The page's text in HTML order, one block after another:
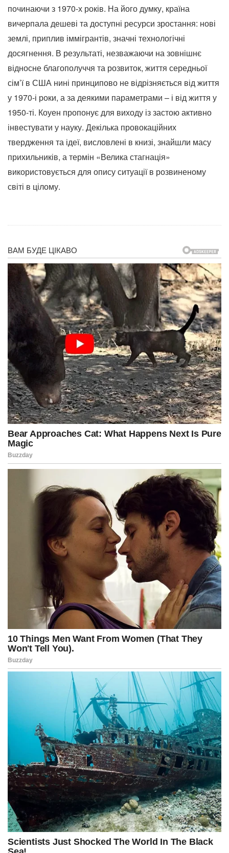
починаючи з 1970-х років. На його думку, країна
вичерпала дешеві та доступні ресурси зростання: нові
землі, приплив іммігрантів, значні технологічні
досягнення. В результаті, незважаючи на зовнішнє
відносне благополуччя та розвиток, життя середньої
сім’ї в США нині принципово не відрізняється від життя
у 1970-і роки, а за деякими параметрами – і від життя у
1950-ті. Коуен пропонує для виходу із застою активно
інвестувати у науку. Декілька провокаційних
твердження та ідеї, висловлені в книзі, знайшли масу
прихильників, а термін «Велика стагнація»
використовується для опису ситуації в розвиненому
світі в цілому.